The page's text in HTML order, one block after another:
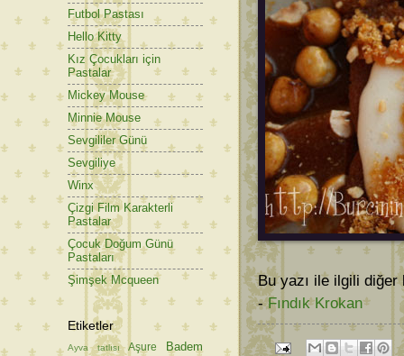
Bu yazı ile ilgili diğer
-Fındık Krokan
Futbol Pastası
Hello Kitty
Kız Çocukları için
Pastalar
Mickey Mouse
Minnie Mouse
Sevgililer Günü
Sevgiliye
Winx
Çizgi Film Karakterli
Pastalar
Çocuk Doğum Günü
Pastaları
Şimşek Mcqueen
Etiketler
Ayva tatlısı Aşure Badem